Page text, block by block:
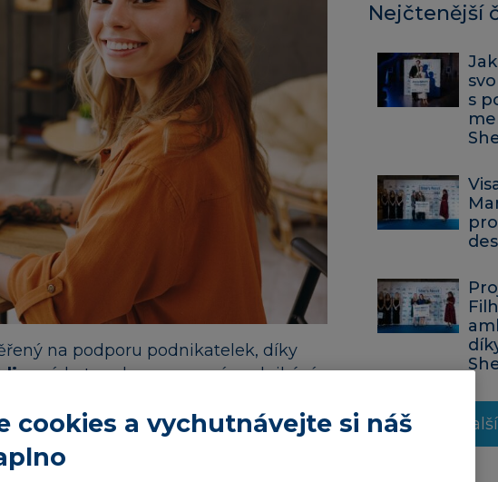
na podporu podnikatelek, díky
získat podporu pro své podnikání.
Ženský byznys sestavila balíček cen,
cílů.
Nejčtenější
s
cookies a vychutnávejte si náš